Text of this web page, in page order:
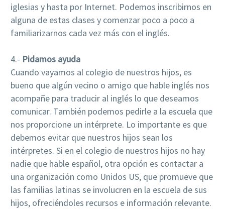
iglesias y hasta por Internet. Podemos inscribirnos en
alguna de estas clases y comenzar poco a poco a
familiarizarnos cada vez más con el inglés.
4.- Pidamos ayuda
Cuando vayamos al colegio de nuestros hijos, es
bueno que algún vecino o amigo que hable inglés nos
acompañe para traducir al inglés lo que deseamos
comunicar. También podemos pedirle a la escuela que
nos proporcione un intérprete. Lo importante es que
debemos evitar que nuestros hijos sean los
intérpretes. Si en el colegio de nuestros hijos no hay
nadie que hable español, otra opción es contactar a
una organización como Unidos US, que promueve que
las familias latinas se involucren en la escuela de sus
hijos, ofreciéndoles recursos e información relevante.